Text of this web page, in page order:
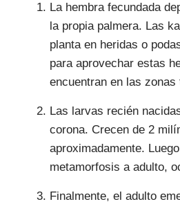
La hembra fecundada
la propia palmera. Las
planta en heridas o
para aprovechar estas
encuentran en las
Las larvas recién
corona. Crecen de 2
aproximadamente.
metamorfosis a adulto,
Finalmente, el adulto